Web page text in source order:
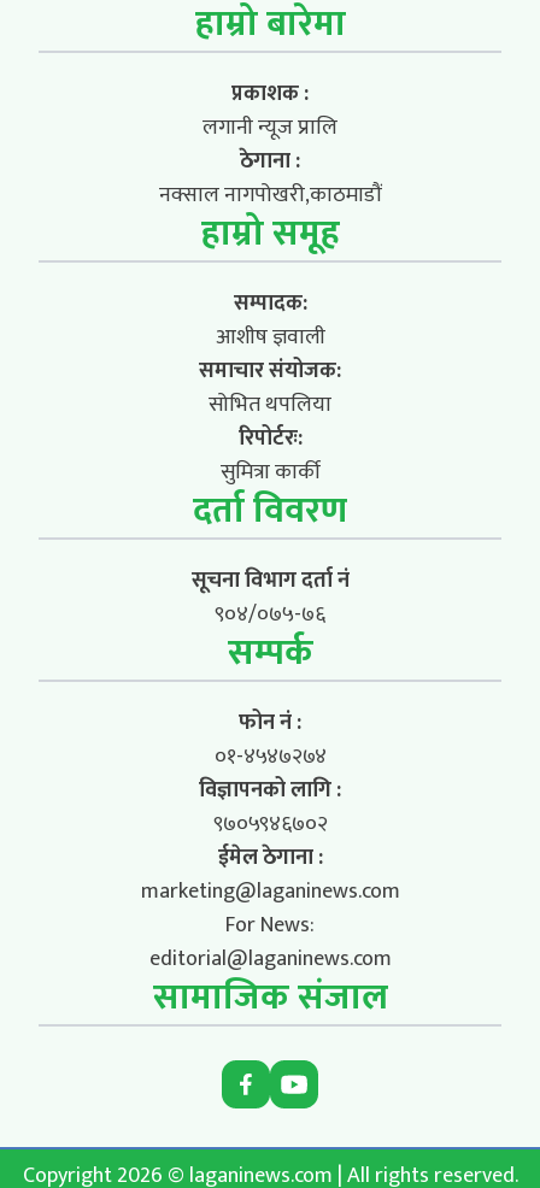
हाम्रो बारेमा
प्रकाशक :
लगानी न्यूज प्रालि
ठेगाना :
नक्साल नागपोखरी,काठमाडौं
हाम्रो समूह
सम्पादक:
आशीष ज्ञवाली
समाचार संयोजक:
सोभित थपलिया
रिपोर्टरः:
सुमित्रा कार्की
दर्ता विवरण
सूचना विभाग दर्ता नं
९०४/०७५-७६
सम्पर्क
फोन नं :
०१-४५४७२७४
विज्ञापनको लागि :
९७०५९४६७०२
ईमेल ठेगाना :
marketing@laganinews.com
For News:
editorial@laganinews.com
सामाजिक संजाल
Copyright 2026 © laganinews.com | All rights reserved.